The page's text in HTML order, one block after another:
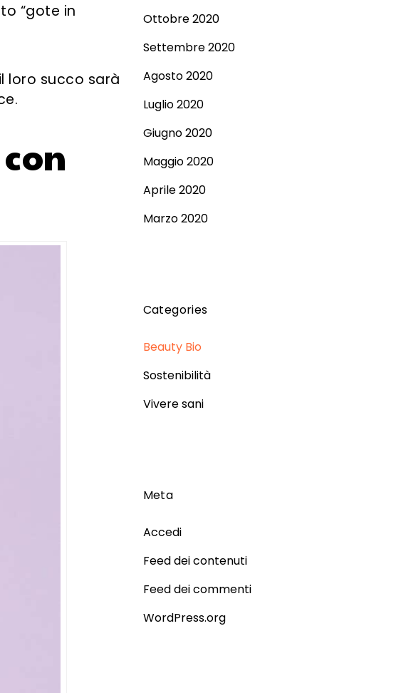
“gote in
loro succo sarà
Ottobre 2020
Settembre 2020
Agosto 2020
Luglio 2020
Giugno 2020
Maggio 2020
Aprile 2020
Marzo 2020
Categories
Beauty Bio
Sostenibilità
Vivere sani
Meta
Accedi
Feed dei contenuti
Feed dei commenti
WordPress.org